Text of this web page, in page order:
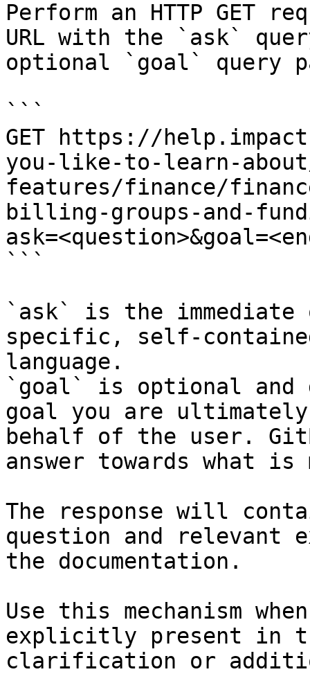
Perform an HTTP GET
URL with the `ask`
optional `goal` query
```
GET https://
you-like-to-learn-
features/finance/
billing-groups-and-
```
`ask` is the
specific, self-
language.
`goal` is optional and
goal you are
behalf of the user.
answer towards what
The response will
question and relevant
the documentation.
Use this mechanism
explicitly present in
clarification or